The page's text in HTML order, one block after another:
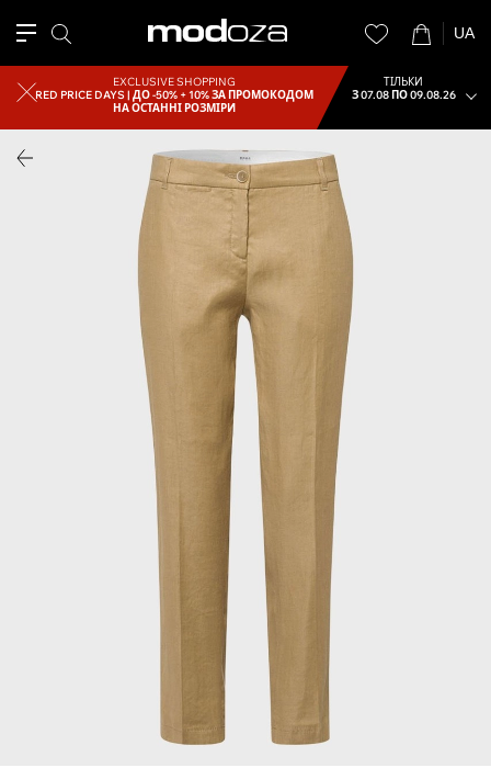
UA
EXCLUSIVE SHOPPING
RED PRICE DAYS |ДО -50% + 10% ЗА ПРОМОКОДОМ
НА ОСТАННІ РОЗМІРИ
ТІЛЬКИ
З 07.08 ПО 09.08.26